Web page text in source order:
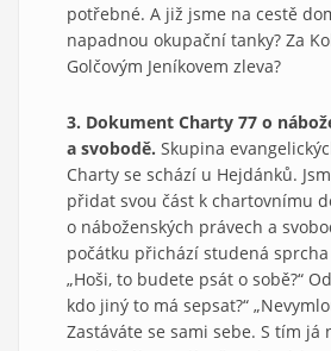
potřebné. A již jsme na cestě
napadnou okupační tanky? Za
Golčovým Jeníkovem zleva?
3. Dokument Charty 77 o
a svobodě. Skupina
Charty se schází u Hejdánků.
přidat svou část k chartovnímu
o náboženských právech a
počátku přichází studená
„Hoši, to budete psát o sobě?“
kdo jiný to má sepsat?“
Zastáváte se sami sebe. S tím já